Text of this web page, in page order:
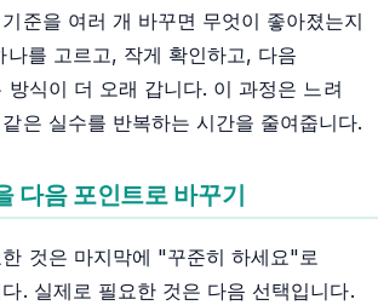
준을 여러 개 바꾸면 무엇이 좋아졌는지
나를 고르고, 작게 확인하고, 다음
방식이 더 오래 갑니다. 이 과정은 느려
은 실수를 반복하는 시간을 줄여줍니다.
다음 포인트로 바꾸기
것은 마지막에 "꾸준히 하세요"로
. 실제로 필요한 것은 다음 선택입니다.